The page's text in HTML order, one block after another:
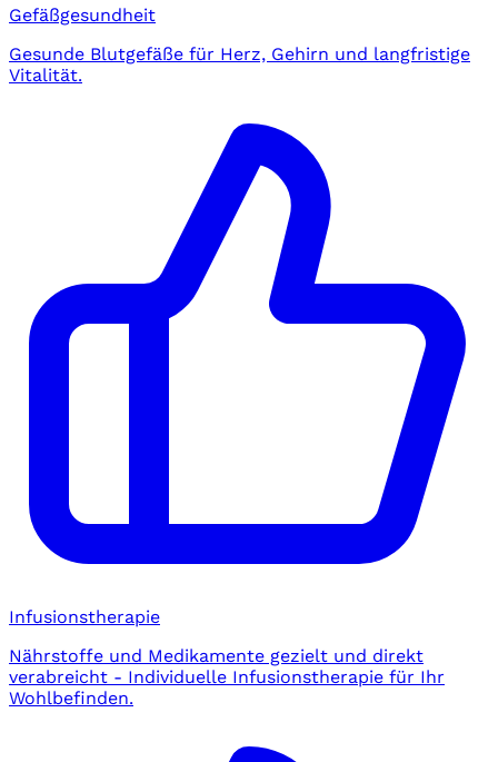
Gefäßgesundheit
Gesunde Blutgefäße für Herz, Gehirn und langfristige
Vitalität.
Infusionstherapie
Nährstoffe und Medikamente gezielt und direkt
verabreicht - Individuelle Infusionstherapie für Ihr
Wohlbefinden.